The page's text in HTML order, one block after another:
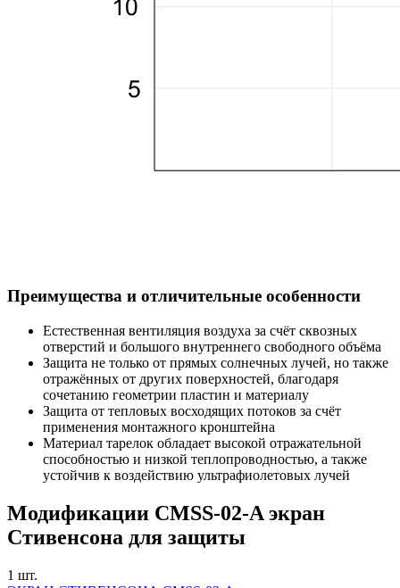
Преимущества и отличительные особенности
Естественная вентиляция воздуха за счёт сквозных
отверстий и большого внутреннего свободного объёма
Защита не только от прямых солнечных лучей, но также
отражённых от других поверхностей, благодаря
сочетанию геометрии пластин и материалу
Защита от тепловых восходящих потоков за счёт
применения монтажного кронштейна
Материал тарелок обладает высокой отражательной
способностью и низкой теплопроводностью, а также
устойчив к воздействию ультрафиолетовых лучей
Модификации CMSS-02-A экран
Стивенсона для защиты
1 шт.